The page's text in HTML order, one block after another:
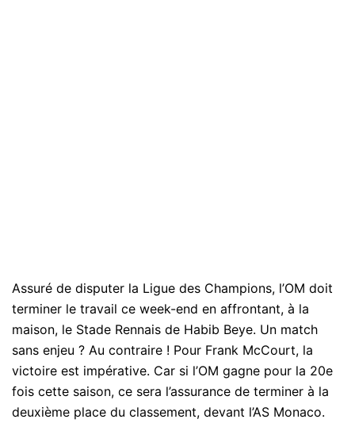
Assuré de disputer la Ligue des Champions, l’OM doit
terminer le travail ce week-end en affrontant, à la
maison, le Stade Rennais de Habib Beye. Un match
sans enjeu ? Au contraire ! Pour Frank McCourt, la
victoire est impérative. Car si l’OM gagne pour la 20e
fois cette saison, ce sera l’assurance de terminer à la
deuxième place du classement, devant l’AS Monaco.